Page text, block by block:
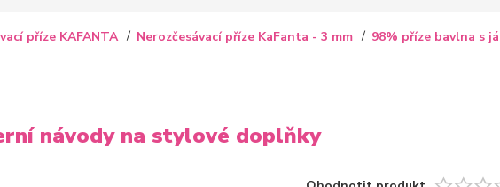
příze KAFANTA Nerozčesávací příze KaFanta - 3 mm 98% příze bavlna s
návody na stylové doplňky